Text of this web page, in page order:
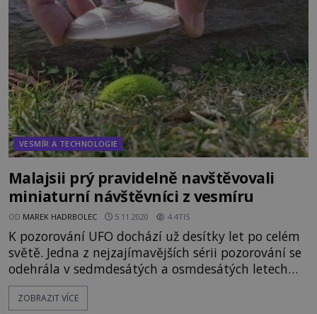
stavu, aby o tom mohl vyprávět. Proč? Protože
trpaslíci do své vesnice nikoho cizího nepustí. A
pokud se d
VESMÍR A TECHNOLOGIE
Malajsii prý pravidelně navštěvovali
miniaturní návštěvníci z vesmíru
OD MAREK HADRBOLEC 5.11.2020 4.4TIS
K pozorování UFO dochází už desítky let po celém
světě. Jedna z nejzajímavějších sérii pozorování se
odehrála v sedmdesátých a osmdesátých letech
minulého století v Malajsii. Lidé se tam setkávali s
miniaturními návštěvníky a jejich drobnými
ZOBRAZIT VÍCE